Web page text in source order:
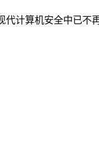
代计算机安全中已不